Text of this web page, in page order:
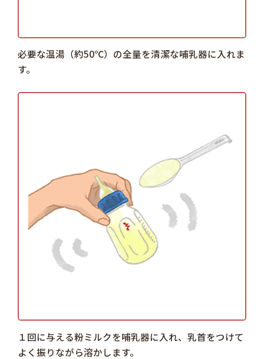
必要な温湯（約50℃）の全量を清潔な哺乳器に入れま
す。
１回に与える粉ミルクを哺乳器に入れ、乳首をつけて
よく振りながら溶かします。